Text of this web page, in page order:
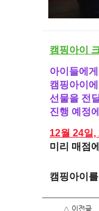
캠핑아이
아이들에
캠핑아이에
선물을 전
진행 예정
12월 24일,
미리 매점
캠핑아이
∧ 이전글